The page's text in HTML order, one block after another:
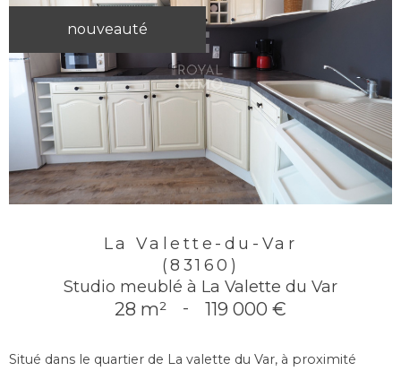
nouveauté
La Valette-du-Var
(83160)
Studio meublé à La Valette du Var
28 m² - 119 000 €
Situé dans le quartier de La valette du Var, à proximité